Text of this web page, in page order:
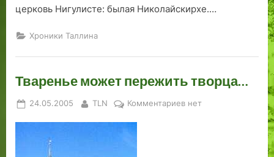
церковь Нигулисте: былая Николайскирхе.…
Хроники Таллина
Тваренье может пережить творца…
Posted
24.05.2005 By
TLN Комментариевкнет